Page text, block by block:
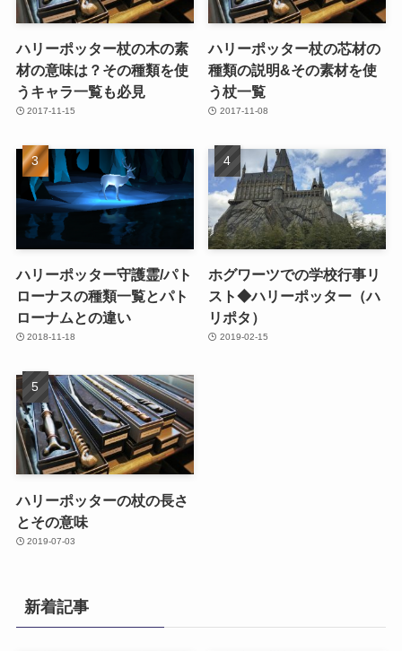
ハリーポッター杖の木の素
材の意味は？その種類を使
うキャラ一覧も必見
2017-11-15
ハリーポッター杖の芯材の
種類の説明&その素材を使
う杖一覧
2017-11-08
ハリーポッター守護霊/パト
ローナスの種類一覧とパト
ローナムとの違い
2018-11-18
ホグワーツでの学校行事リ
スト◆ハリーポッター（ハ
リポタ）
2019-02-15
ハリーポッターの杖の長さ
とその意味
2019-07-03
新着記事